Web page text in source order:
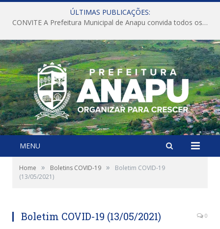
ÚLTIMAS PUBLICAÇÕES:
CONVITE A Prefeitura Municipal de Anapu convida todos os servidores públicos municipais para participarem da Audiência Pública de discussão da Lei de Diretrizes Orçamentárias (LDO), importante instrumento de planejamento das ações e investimentos da Administração Pública para o próximo exercício financeiro.
MENU
Home » Boletins COVID-19 »
Boletim COVID-19
(13/05/2021)
Boletim COVID-19 (13/05/2021) 0